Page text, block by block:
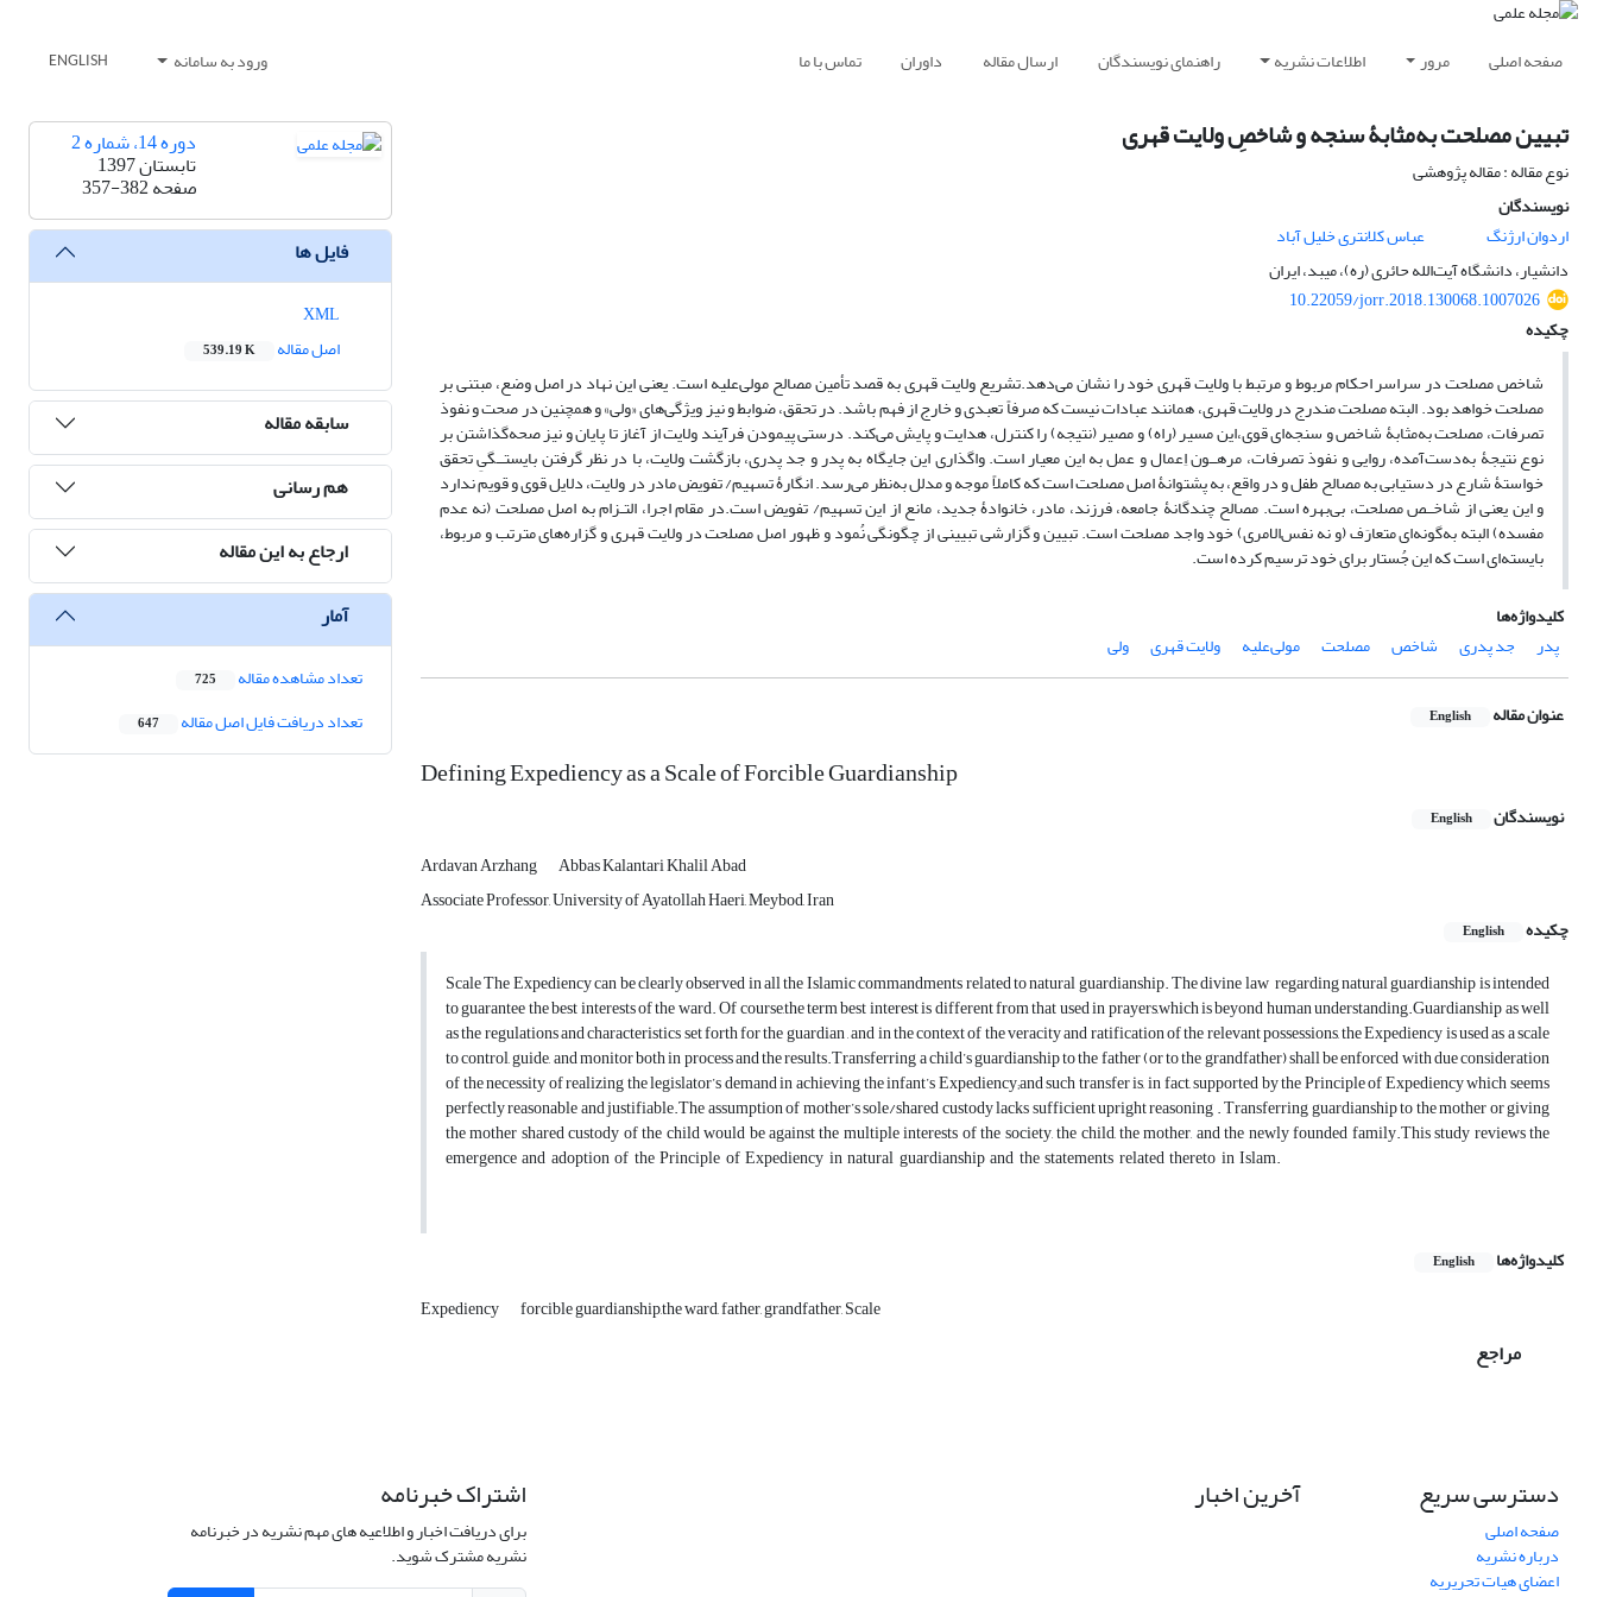
صفحه اصلی مرور اطلاعات نشریه راهنمای نویسندگان ارسال مقاله داوران تماس با ما ورود به سامانه ENGLISH
تبیین مصلحت به‌مثابۀ سنجه و شاخصِ ولایت قهری
نوع مقاله : مقاله پژوهشی
نویسندگان
اردوان ارژنگ
عباس کلانتری خلیل آباد
دانشیار، دانشگاه آیت‌الله حائری (ره)، میبد، ایران
10.22059/jorr.2018.130068.1007026
چکیده
شاخص مصلحت در سراسر احکام مربوط و مرتبط با ولایت قهری خود را نشان می‌دهد.تشریع ولایت قهری به قصد تأمین مصالح مولی‌علیه است. یعنی این نهاد در اصل وضع، مبتنی بر
مصلحت خواهد بود. البته مصلحت مندرج در ولایت قهری، همانند عبادات نیست که صرفاً تعبدی و خارج از فهم باشد. در تحقق، ضوابط و نیز ویژگی‌های «ولی» و همچنین در صحت و نفوذ
تصرفات، مصلحت به‌مثابۀ شاخص و سنجه‌ای قوی،این مسیر (راه) و مصیر (نتیجه) را کنترل، هدایت و پایش می‌کند. درستی پیمودن فرآیند ولایت از آغاز تا پایان و نیز صحه‌گذاشتن بر
نوع نتیجۀ به‌دست‌آمده، روایی و نفوذ تصرفات، مرهــون اِعمال و عمل به این معیار است. واگذاری این جایگاه به پدر و جد پدری، بازگشت ولایت، با در نظر گرفتن بایستــگیِ تحقق
خواستۀ شارع در دستیابی به مصالح طفل و در واقع، به پشتوانۀ اصل مصلحت است که کاملاً موجه و مدلل به‌نظر می‌رسد. انگارۀ تسهیم/ تفویض مادر در ولایت، دلایل قوی و قویم ندارد
و این یعنی از شاخــص مصلحت، بی‌بهره است. مصالح چندگانۀ جامعه، فرزند، مادر، خانوادۀ جدید، مانع از این تسهیم/ تفویض است.در مقام اجرا، التـزام به اصل مصلحت (نه عدم
مفسده) البته به‌گونه‌ای متعارَف (و نه نفس‌الامری) خود واجد مصلحت است. تبیین و گزارشی تبیینی از چگونگی نُمود و ظهور اصل مصلحت در ولایت قهری و گزاره‌های مترتب و مربوط،
بایسته‌ای است که این جُستار برای خود ترسیم کرده است.
کلیدواژه‌ها
پدر
جد پدری شاخص مصلحت مولی‌علیه ولایت قهری ولی
عنوان مقاله English
Defining Expediency as a Scale of Forcible Guardianship
نویسندگان English
Ardavan Arzhang
Abbas Kalantari Khalil Abad
Associate Professor, University of Ayatollah Haeri, Meybod, Iran
چکیده
English
Scale The Expediency can be clearly observed in all the Islamic commandments related to natural guardianship. The divine law regarding natural guardianship is intended
to guarantee the best interests of the ward. Of course,the term best interest is different from that used in prayers,which is beyond human understanding.Guardianship as well
as the regulations and characteristics set forth for the guardian , and in the context of the veracity and ratification of the relevant possessions, the Expediency is used as a scale
to control, guide, and monitor both in process and the results.Transferring a child’s guardianship to the father (or to the grandfather) shall be enforced with due consideration
of the necessity of realizing the legislator’s demand in achieving the infant’s Expediency;and such transfer is, in fact, supported by the Principle of Expediency which seems
perfectly reasonable and justifiable.The assumption of mother’s sole/shared custody lacks sufficient upright reasoning . Transferring guardianship to the mother or giving
the mother shared custody of the child would be against the multiple interests of the society, the child, the mother, and the newly founded family.This study reviews the
emergence and adoption of the Principle of Expediency in natural guardianship and the statements related thereto in Islam.
کلیدواژه‌ها English
Expediency forcible guardianship,the ward, father, grandfather, Scale
مراجع
دوره 14، شماره 2
تابستان 1397
صفحه357-382
فایل ها
اصل مقاله
539.19 K
سابقه مقاله
هم رسانی
ارجاع به این مقاله
آمار
تعداد مشاهده مقاله 725
تعداد دریافت فایل اصل مقاله 647
دسترسی سریع
صفحه اصلی
درباره نشریه
اعضای هیات تحریریه
آخرین اخبار اشتراک خبرنامه
برای دریافت اخبار و اطلاعیه های مهم نشریه در خبرنامه
نشریه مشترک شوید.